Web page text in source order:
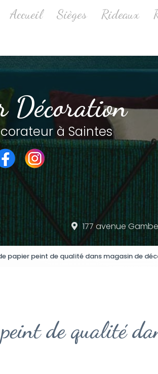
Accueil Sièges Rideaux
Décoration
à Saintes
177 avenue
papier peint de qualité dans magasin de
de qualité